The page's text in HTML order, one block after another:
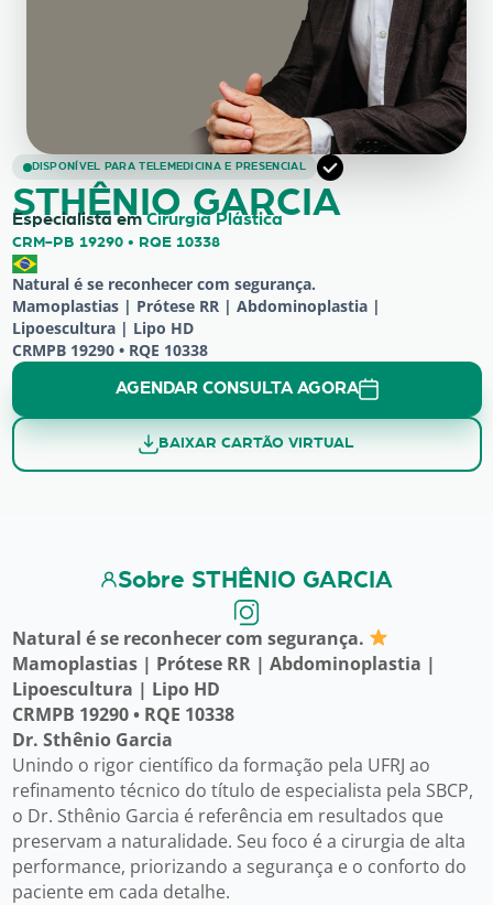
DISPONÍVEL PARA TELEMEDICINA E PRESENCIAL
STHÊNIO GARCIA
STHÊNIO GARCIA
Especialista emCirurgia Plástica
CRM-PB 19290 • RQE 10338
Natural é se reconhecer com segurança.
Mamoplastias | Prótese RR | Abdominoplastia |
Lipoescultura | Lipo HD
CRMPB 19290 • RQE 10338
AGENDAR CONSULTA AGORA
BAIXAR CARTÃO VIRTUAL
Sobre STHÊNIO GARCIA
Natural é se reconhecer com segurança.
Mamoplastias | Prótese RR | Abdominoplastia |
Lipoescultura | Lipo HD
CRMPB 19290 • RQE 10338
Dr. Sthênio Garcia
Unindo o rigor científico da formação pela UFRJ ao
refinamento técnico do título de especialista pela SBCP,
o Dr. Sthênio Garcia é referência em resultados que
preservam a naturalidade. Seu foco é a cirurgia de alta
performance, priorizando a segurança e o conforto do
paciente em cada detalhe.